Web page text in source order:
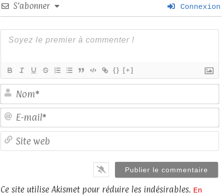
S’abonner Connexion
{} [+]
Ce site utilise Akismet pour réduire les indésirables. En